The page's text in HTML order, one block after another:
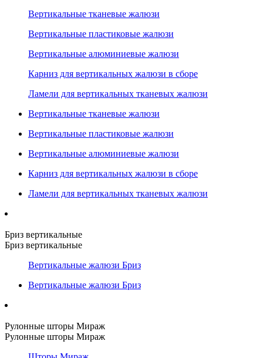
Вертикальные тканевые жалюзи
Вертикальные пластиковые жалюзи
Вертикальные алюминиевые жалюзи
Карниз для вертикальных жалюзи в сборе
Ламели для вертикальных тканевых жалюзи
Вертикальные тканевые жалюзи
Вертикальные пластиковые жалюзи
Вертикальные алюминиевые жалюзи
Карниз для вертикальных жалюзи в сборе
Ламели для вертикальных тканевых жалюзи
Бриз вертикальные
Бриз вертикальные
Вертикальные жалюзи Бриз
Вертикальные жалюзи Бриз
Рулонные шторы Мираж
Рулонные шторы Мираж